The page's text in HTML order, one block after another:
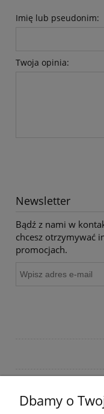
Imię lub pseudonim:
Twoja opinia:
Newsletter
Bądź z nami w
chcesz otrzymywać
promocjach.
Dbamy o